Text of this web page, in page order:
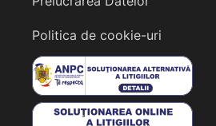
Politica de cookie-uri